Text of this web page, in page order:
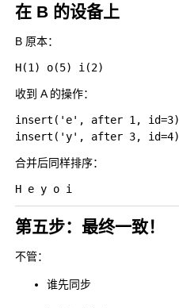
在 B 的设备上
B 原本：
收到 A 的操作：
insert('e', after 1, id=3)
合并后同样排序：
第五步：最终一致！
不管：
谁先同步